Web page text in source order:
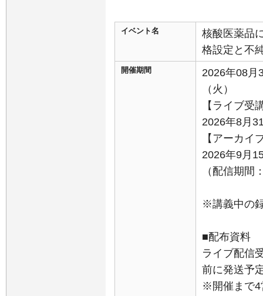
イベント名
核酸医薬品
格設定と不
開催期間
2026年08月
（火）
【ライブ受
2026年8月
【アーカイ
2026年9月
（配信期間
※講義中の
■配布資料
ライブ配信
前に発送予
※開催まで4